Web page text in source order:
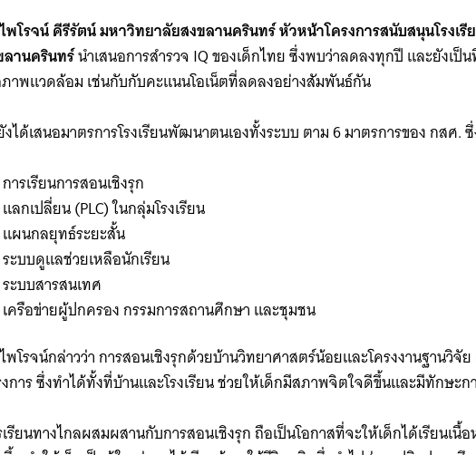
พโรจน์ คีรีรัตน์ มหาวิทยาลัยสงขลานครินทร์ หัวหน้าโครงการสนับสนุนโรงเ
านครินทร์นำเสนอการสำรวจ IQ ของเด็กไทย ซึ่งพบว่าลดลงทุกปี และยังเป็
าพแวดล้อม เช่นกับกับคะแนนโอเน็ตที่ลดลงอย่างสัมพันธ์กัน
ได้เสนอมาตรการโรงเรียนพัฒนาตนเองทั้งระบบ ตาม 6 มาตรการของ กสศ.
การเรียนการสอนเชิงรุก
แลกเปลี่ยน (PLC) ในกลุ่มโรงเรียน
แผนกลยุทธ์ระยะสั้น
ระบบดูแลช่วยเหลือนักเรียน
ระบบสารสนเทศ
เครือข่ายผู้ปกครอง กรรมการสถานศึกษา และชุมชน
พโรจน์กล่าวว่า การสอนเชิงรุกด้วยบ้านวิทยาศาสตร์น้อยและโครงงานฐานวิ
การ ซึ่งทำได้ทั้งที่บ้านและโรงเรียน ช่วยให้เด็กมีสภาพจิตใจดีขึ้นและมีทักษะ
รียนทางไกลผสมผสานกับการสอนเชิงรุก ถือเป็นโอกาสที่จะให้เด็กได้เรียนเนื้